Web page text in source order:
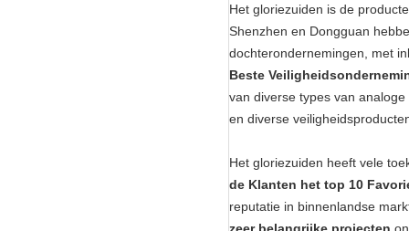
Het gloriezuiden is de
Shenzhen en Dongguan
dochterondernemingen, met
Beste
van diverse types van
en diverse
Het gloriezuiden heeft vele
de Klanten het top 10
reputatie in binnenlandse